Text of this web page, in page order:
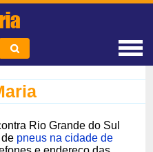
Rio Grande do Sul
pneus na cidade de